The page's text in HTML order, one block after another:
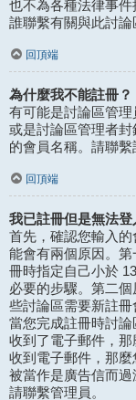
也不為各種法律事
誰聯繫有關與此討論
回頂端
為什麼我不能註冊？
有可能是討論區管理
或是討論區管理者
的會員名稱。請聯繫
回頂端
我已註冊但是無法登
首先，確認您輸入
能會有兩個原因。
冊時指定自己小於
必要的步驟。第二
些討論區需要新註冊
當您完成註冊時討
收到了電子郵件，
收到電子郵件，那
被當作是廣告信而
請聯繫管理員。